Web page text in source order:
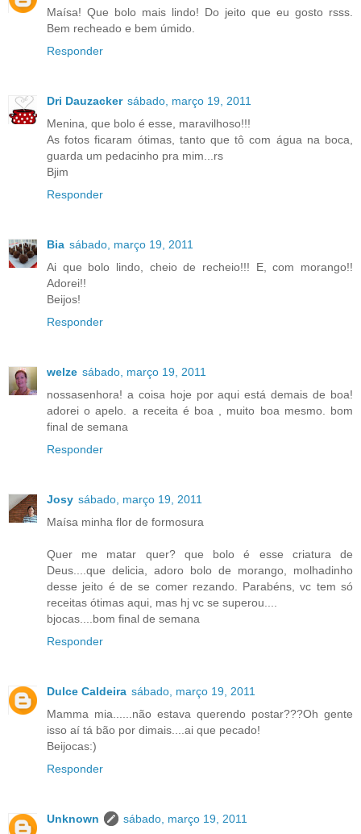
Maísa! Que bolo mais lindo! Do jeito que eu gosto rsss.
Bem recheado e bem úmido.
Responder
Dri Dauzacker sábado, março 19, 2011
Menina, que bolo é esse, maravilhoso!!!
As fotos ficaram ótimas, tanto que tô com água na boca,
guarda um pedacinho pra mim...rs
Bjim
Responder
Bia sábado, março 19, 2011
Ai que bolo lindo, cheio de recheio!!! E, com morango!!
Adorei!!
Beijos!
Responder
welze sábado, março 19, 2011
nossasenhora! a coisa hoje por aqui está demais de boa!
adorei o apelo. a receita é boa , muito boa mesmo. bom
final de semana
Responder
Josy sábado, março 19, 2011
Maísa minha flor de formosura
Quer me matar quer? que bolo é esse criatura de
Deus....que delicia, adoro bolo de morango, molhadinho
desse jeito é de se comer rezando. Parabéns, vc tem só
receitas ótimas aqui, mas hj vc se superou....
bjocas....bom final de semana
Responder
Dulce Caldeira sábado, março 19, 2011
Mamma mia......não estava querendo postar???Oh gente
isso aí tá bão por dimais....ai que pecado!
Beijocas:)
Responder
Unknown
sábado, março 19, 2011